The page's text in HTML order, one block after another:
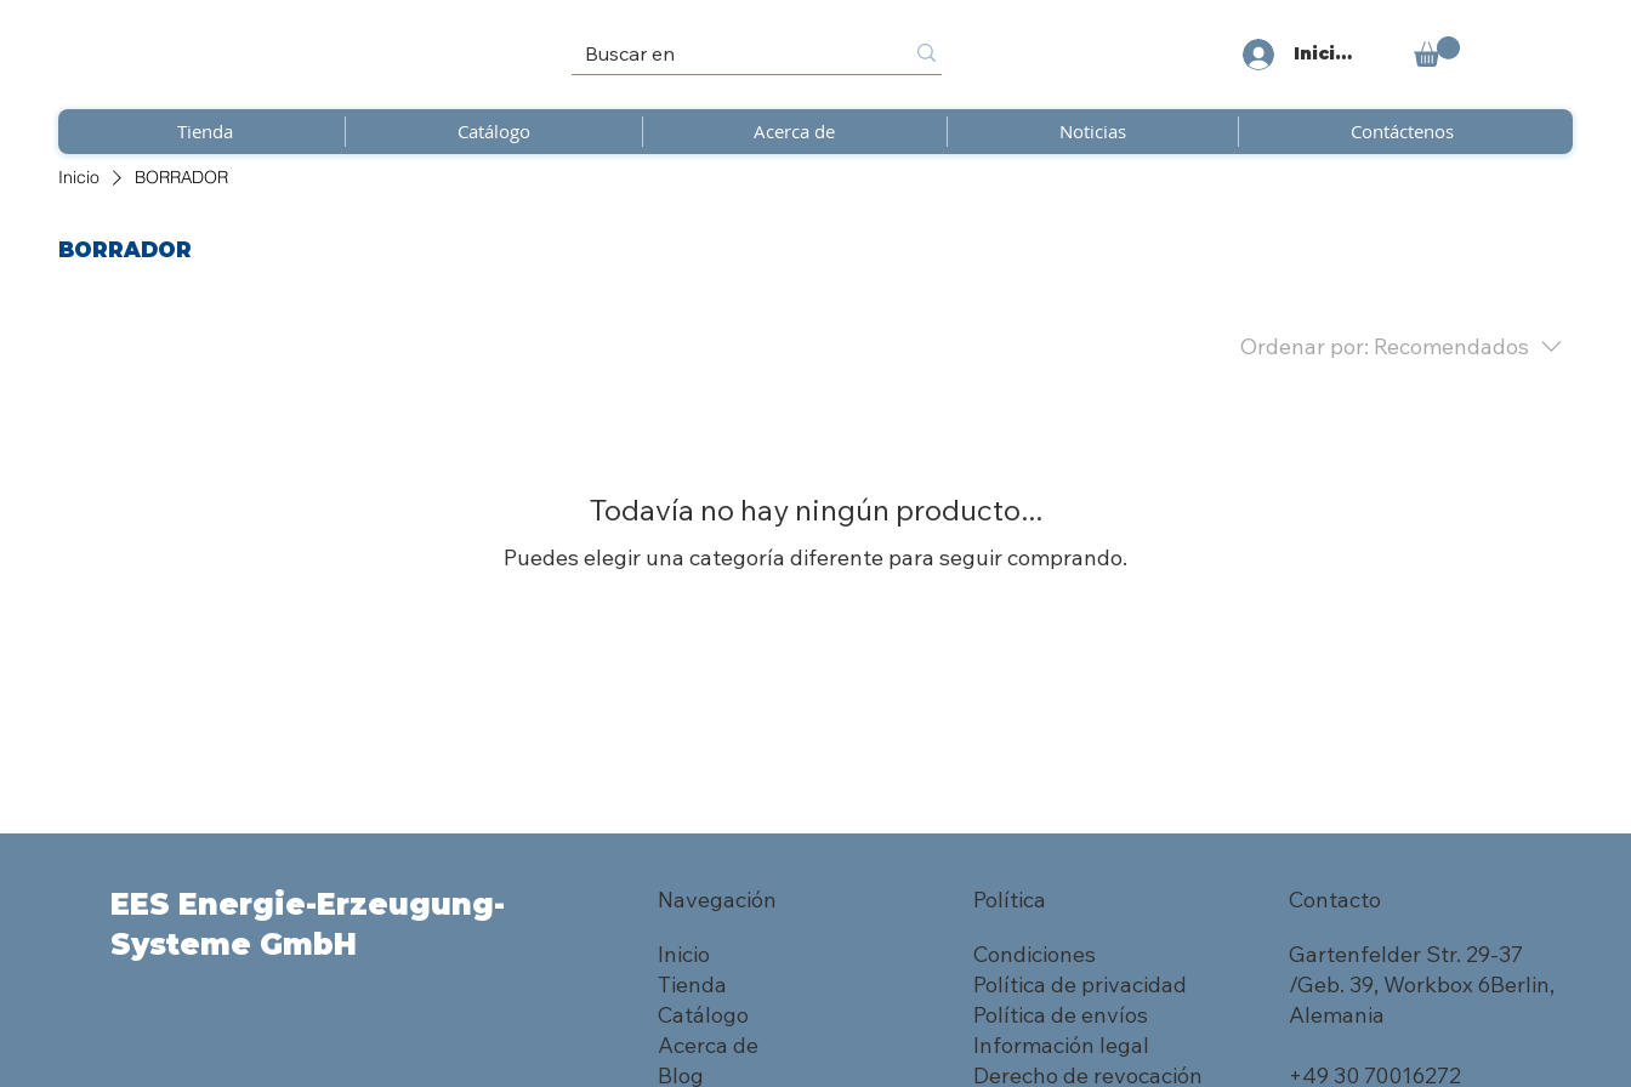
Iniciar sesión
Tienda Catálogo Acerca de Noticias Contáctenos
Inicio BORRADOR
BORRADOR
Ordenar por: Recomendados
Todavía no hay ningún producto...
Puedes elegir una categoría diferente para seguir comprando.
EES Energie-Erzeugung-
Systeme GmbH
Navegación
Inicio
Tienda
Catálogo
Acerca de
Blog
Política
Condiciones
Política de privacidad
Política de envíos
Información legal
Derecho de revocación
Contacto
Gartenfelder Str. 29-37
/Geb. 39, Workbox 6Berlin,
Alemania
+49 30 70016272